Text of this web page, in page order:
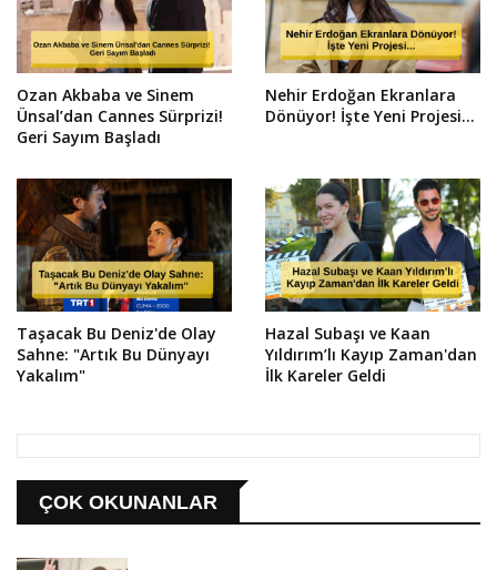
Ozan Akbaba ve Sinem
Ünsal’dan Cannes Sürprizi!
Geri Sayım Başladı
Nehir Erdoğan Ekranlara
Dönüyor! İşte Yeni Projesi...
Taşacak Bu Deniz'de Olay
Sahne: "Artık Bu Dünyayı
Yakalım"
Hazal Subaşı ve Kaan
Yıldırım’lı Kayıp Zaman'dan
İlk Kareler Geldi
ÇOK OKUNANLAR